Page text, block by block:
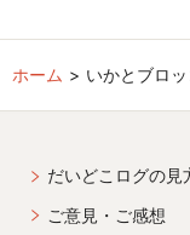
ホーム いかとブロ
だいどこログの見
ご意見・ご感想